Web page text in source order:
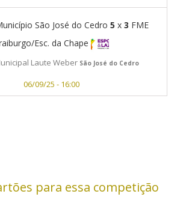
São José do Cedro 5 x 3 FME
Esc. da Chape
Laute Weber São José do Cedro
06/09/25 - 16:00
para essa competição